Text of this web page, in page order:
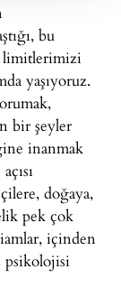
bu
limitlerimizi
yaşıyoruz.
bir şeyler
inanmak
doğaya,
pek çok
içinden
psikolojisi